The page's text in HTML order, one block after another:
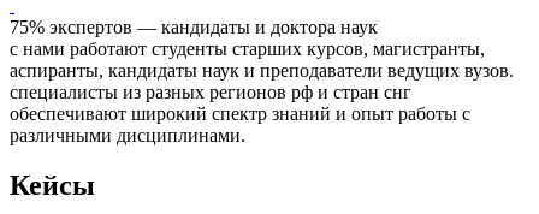
75% экспертов — кандидаты и доктора наук
с нами работают студенты старших курсов, магистранты,
аспиранты, кандидаты наук и преподаватели ведущих вузов.
специалисты из разных регионов рф и стран снг
обеспечивают широкий спектр знаний и опыт работы с
различными дисциплинами.
Кейсы